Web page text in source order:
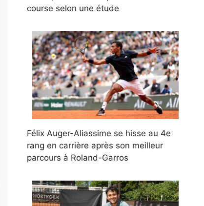
course selon une étude
Félix Auger-Aliassime se hisse au 4e
rang en carrière après son meilleur
parcours à Roland-Garros